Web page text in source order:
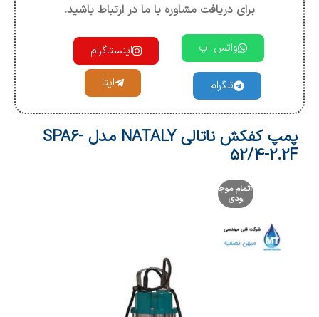
برای دریافت مشاوره با ما در ارتباط باشید.
واتس اپ اینستاگرام
تلگرام ایتا
پمپ کفکش ناتالی NATALY مدل SPA6-
52/4-2.2F
اتمام موج
ودی